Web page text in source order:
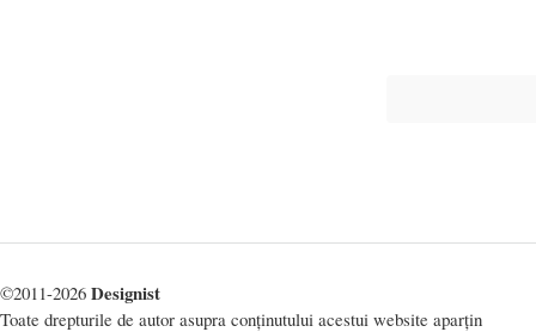
©2011-2026 Designist
Toate drepturile de autor asupra conținutului acestui website aparțin